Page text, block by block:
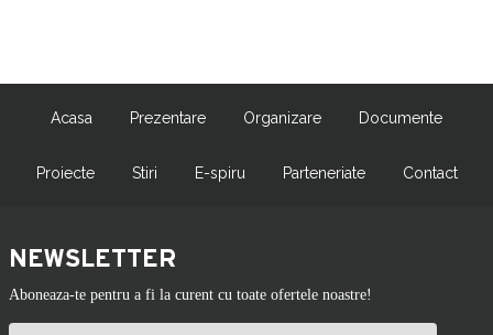
Acasa Prezentare Organizare Documente
Proiecte Stiri E-spiru Parteneriate Contact
NEWSLETTER
Aboneaza-te pentru a fi la curent cu toate ofertele noastre!